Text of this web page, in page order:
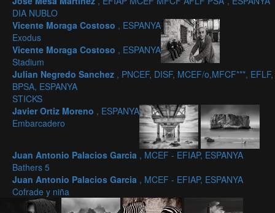
DIA NUBLO
Vicente Moraga Costoso , ESPANYA
Exodus
Vicente Moraga Costoso , ESPANYA
Stadium
Julian Negredo Sanchez , PNCEF, DISF, MCEF/o,MFCF***, EFLF,
BPSA, ESPANYA
STICKS
Javier Ortiz Moreno , ESPANYA
Embarcadero
Juan Antonio Palacios Garcia , MCEF - EFIAP, ESPANYA
Bathers 5
Juan Antonio Palacios Garcia , MCEF - EFIAP, ESPANYA
Cofrade y niña